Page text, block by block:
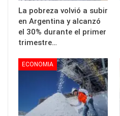
La pobreza volvió a subir
en Argentina y alcanzó
el 30% durante el primer
trimestre…
ECONOMIA